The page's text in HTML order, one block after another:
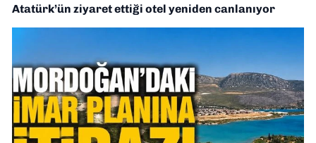
Atatürk’ün ziyaret ettiği otel yeniden canlanıyor